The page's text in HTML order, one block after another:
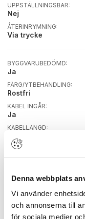
Denna webbplats
Vi använder
och annonserna till
för sociala medier
UPPSTÄLLNINGSBAR:
Nej
ÅTERINRYMNING:
Via trycke
BYGGVARUBEDÖMD:
Ja
FÄRG/YTBEHANDLING:
Rostfri
KABEL INGÅR:
Ja
KABELLÄNGD:
KOLVPLACERING:
Modern
Enkelfallås
MIKROBRYTARE:
NÖDUTRYMNING: